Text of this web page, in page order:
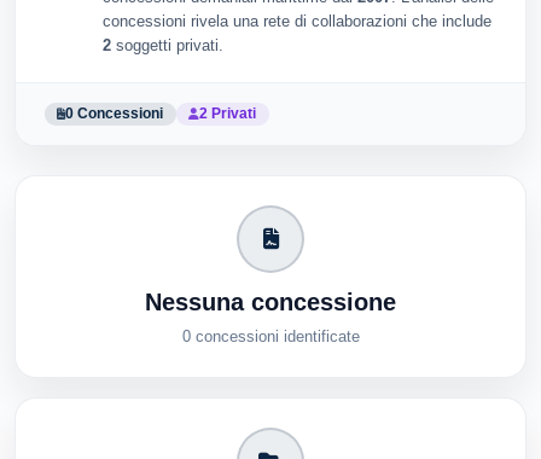
concessioni rivela una rete di collaborazioni che include
2 soggetti privati.
0 Concessioni 2 Privati
Nessuna concessione
0 concessioni identificate